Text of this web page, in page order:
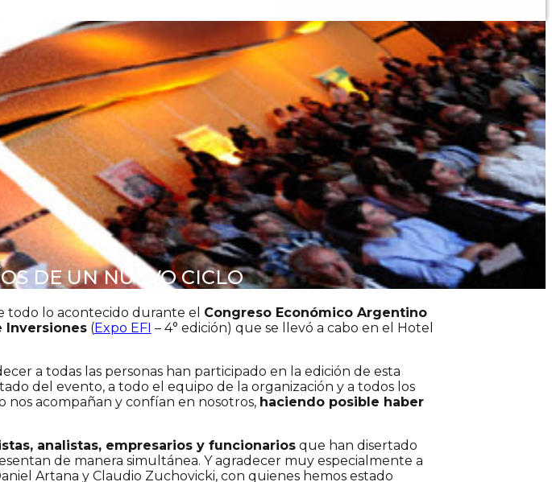
DE UN NUEVO CICLO
todo lo acontecido durante el Congreso Económico Argentino
Inversiones(Expo EFI – 4° edición) que se llevó a cabo en el Hotel
a todas las personas han participado en la edición de esta
del evento, a todo el equipo de la organización y a todos los
nos acompañan y confían en nosotros, haciendo posible haber
analistas, empresarios y funcionariosque han disertado
de manera simultánea. Y agradecer muy especialmente a
Artana y Claudio Zuchovicki, con quienes hemos estado